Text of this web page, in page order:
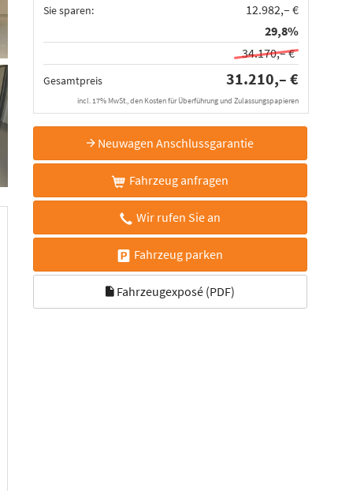
Sie sparen:
12.982,– €
29,8%
34.170,– €
Gesamtpreis 31.210,– €
incl. 17% MwSt., den Kosten für Überführung und Zulassungspapieren
Neuwagen Anschlussgarantie
Fahrzeug anfragen
Wir rufen Sie an
Fahrzeug parken
Fahrzeugexposé (PDF)